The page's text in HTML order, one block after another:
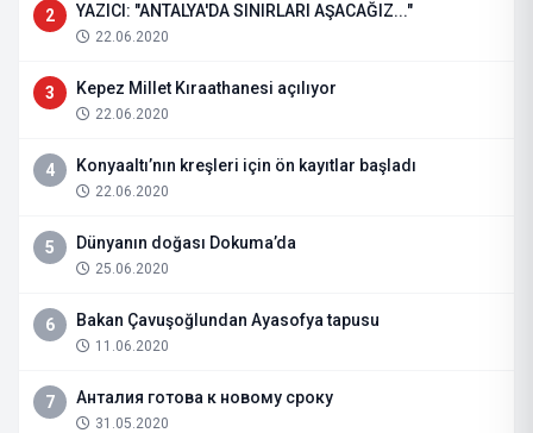
2 YAZICI: "ANTALYA'DA SINIRLARI AŞACAĞIZ..."
22.06.2020
3 Kepez Millet Kıraathanesi açılıyor
22.06.2020
4 Konyaaltı’nın kreşleri için ön kayıtlar başladı
22.06.2020
5 Dünyanın doğası Dokuma’da
25.06.2020
6 Bakan Çavuşoğlundan Ayasofya tapusu
11.06.2020
7 Анталия готова к новому сроку
31.05.2020